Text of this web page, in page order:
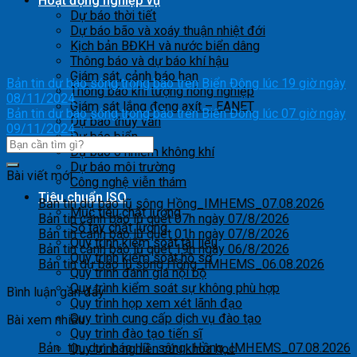
Dự báo thời tiết
Dự báo bão và xoáy thuận nhiệt đới
Kịch bản BĐKH và nước biển dâng
Thông báo và dự báo khí hậu
Giám sát, cảnh báo hạn
Thông báo khí tượng nông nghiệp
Giám sát lắng đọng axít – EANET
Dự báo thủy văn
Dự báo biển
Dự báo ô nhiễm không khí
Dự báo môi trường
Công nghệ viễn thám
Tiêu chuẩn ISO
Mục tiêu chất lượng
Sổ tay chất lượng
Quy trình kiểm soát tài liệu
Quy trình kiểm soát hồ sơ
Quy trình đánh giá nội bộ
Quy trình kiểm soát sự không phù hợp
Quy trình họp xem xét lãnh đạo
Quy trình cung cấp dịch vụ đào tạo
Quy trình đào tạo tiến sĩ
Quy trình nghiên cứu khoa học
Bản tin dự báo sóng trong bão trên Biển Đông lúc 19 giờ ngày
08/11/2024
Bản tin dự báo sóng trong bão trên Biển Đông lúc 07 giờ ngày
09/11/2024
Bài viết mới
Bản tin dự báo lũ sông Hồng_IMHEMS_07.08.2026
Bản tin cảnh báo lũ quét 07h ngày 07/8/2026
Bản tin cảnh báo lũ quét 01h ngày 07/8/2026
Bản tin cảnh báo lũ quét 19h ngày 06/8/2026
Bản tin dự báo lũ sông Hồng_IMHEMS_06.08.2026
Bình luận gần đây
Bài xem nhiều
Bản tin dự báo lũ sông Hồng_IMHEMS_07.08.2026